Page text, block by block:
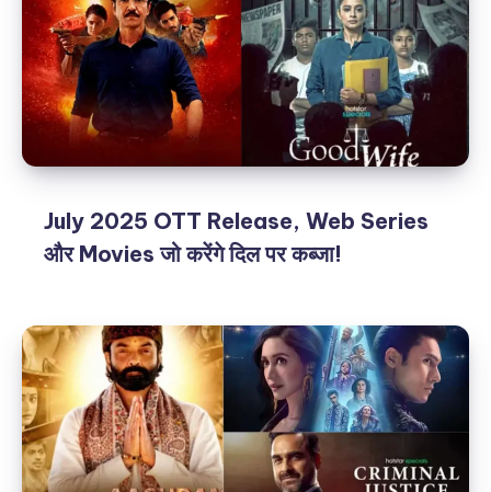
July 2025 OTT Release, Web Series
और Movies जो करेंगे दिल पर कब्जा!